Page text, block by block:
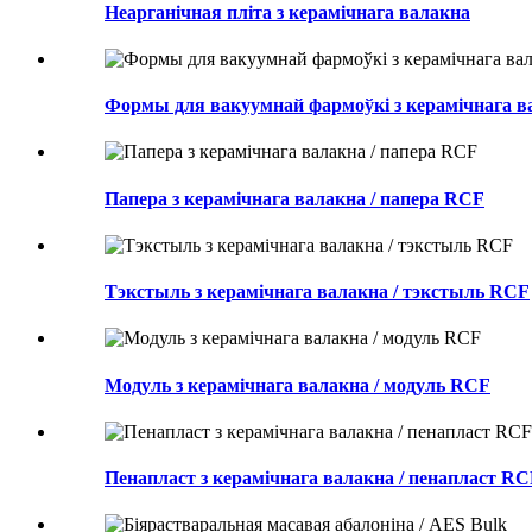
Неарганічная пліта з керамічнага валакна
Формы для вакуумнай фармоўкі з керамічнага
Папера з керамічнага валакна / папера RCF
Тэкстыль з керамічнага валакна / тэкстыль RCF
Модуль з керамічнага валакна / модуль RCF
Пенапласт з керамічнага валакна / пенапласт